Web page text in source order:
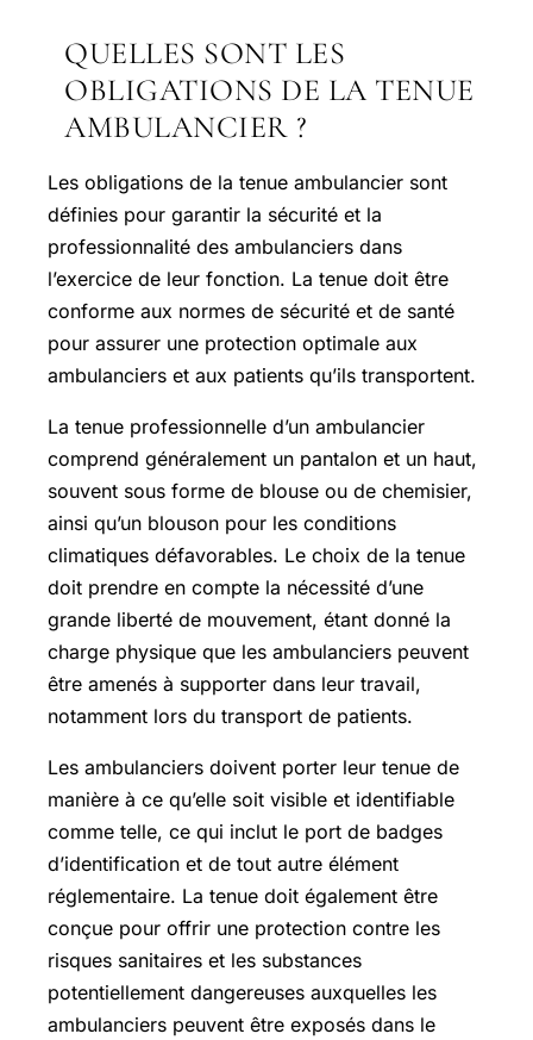
QUELLES SONT LES
OBLIGATIONS DE LA TENUE
AMBULANCIER ?
Les obligations de la tenue ambulancier sont
définies pour garantir la sécurité et la
professionnalité des ambulanciers dans
l’exercice de leur fonction. La tenue doit être
conforme aux normes de sécurité et de santé
pour assurer une protection optimale aux
ambulanciers et aux patients qu’ils transportent.
La tenue professionnelle d’un ambulancier
comprend généralement un pantalon et un haut,
souvent sous forme de blouse ou de chemisier,
ainsi qu’un blouson pour les conditions
climatiques défavorables. Le choix de la tenue
doit prendre en compte la nécessité d’une
grande liberté de mouvement, étant donné la
charge physique que les ambulanciers peuvent
être amenés à supporter dans leur travail,
notamment lors du transport de patients.
Les ambulanciers doivent porter leur tenue de
manière à ce qu’elle soit visible et identifiable
comme telle, ce qui inclut le port de badges
d’identification et de tout autre élément
réglementaire. La tenue doit également être
conçue pour offrir une protection contre les
risques sanitaires et les substances
potentiellement dangereuses auxquelles les
ambulanciers peuvent être exposés dans le